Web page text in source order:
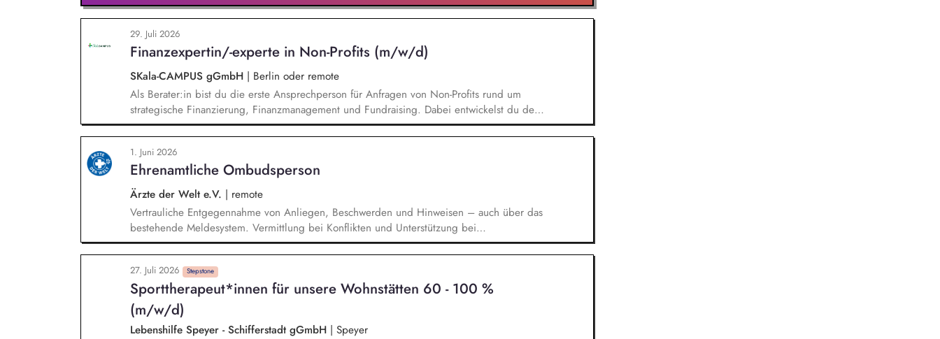
29. Juli 2026
Finanzexpertin/-experte in Non-Profits (m/w/d)
SKala-CAMPUS gGmbH | Berlin oder remote
Als Berater:in bist du die erste Ansprechperson für Anfragen von Non-Profits rund um
strategische Finanzierung, Finanzmanagement und Fundraising. Dabei entwickelst du den
gesamten Prozess von der Anfrage über Angebotserstellung bis zur eigenverantwortlichen
Umsetzung. Auf Basis der jeweiligen Herausforderungen entwickelst du passgenaue
Beratungsprozesse und berätst Organisationen zu zentralen Fragen ihrer finanziellen
Steuerung und strategischen Weiterentwicklung.
1. Juni 2026
Ehrenamtliche Ombudsperson
Ärzte der Welt e.V. | remote
Vertrauliche Entgegennahme von Anliegen, Beschwerden und Hinweisen – auch über das
bestehende Meldesystem. Vermittlung bei Konflikten und Unterstützung bei
Klärungsprozessen. Konzeption und Durchführung von Schulungen und
Sensibilisierungsformaten. Mitwirkung an der Weiterentwicklung von Leitlinien,
Verhaltenskodizes und dem Meldesystem. Förderung einer offenen Feedback- und
Beschwerdekultur innerhalb der Organisation.
27. Juli 2026 Stepstone
Sporttherapeut*innen für unsere Wohnstätten 60 - 100 %
(m/w/d)
Lebenshilfe Speyer - Schifferstadt gGmbH | Speyer